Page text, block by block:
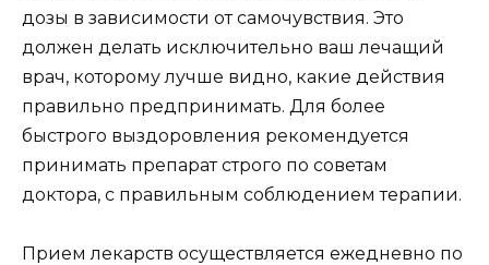
дозы в зависимости от самочувствия. Это
должен делать исключительно ваш лечащий
врач, которому лучше видно, какие действия
правильно предпринимать. Для более
быстрого выздоровления рекомендуется
принимать препарат строго по советам
доктора, с правильным соблюдением терапии.
Прием лекарств осуществляется ежедневно по